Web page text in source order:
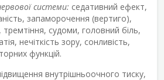
системи: седативний ефект,
запаморочення (вертиго),
тремтіння, судоми, головний біль,
нечіткість зору, сонливість,
функцій.
внутрішньоочного тиску,